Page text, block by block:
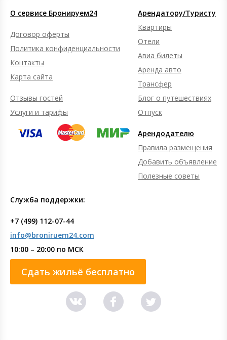
О сервисе Бронируем24
Договор оферты
Политика конфиденциальности
Контакты
Карта сайта
Отзывы гостей
Услуги и тарифы
Арендатору/Туристу
Квартиры
Отели
Авиа билеты
Аренда авто
Трансфер
Блог о путешествиях
Отпуск
Арендодателю
Правила размещения
Добавить объявление
Полезные советы
Служба поддержки:
+7 (499) 112-07-44
info@broniruem24.com
10:00 – 20:00 по МСК
Сдать жильё бесплатно